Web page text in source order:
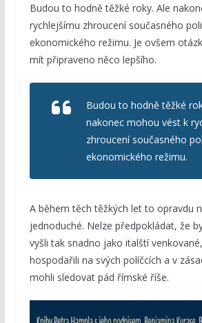
Budou to hodně těžké roky. Ale
rychlejšímu zhroucení současného
ekonomického režimu. Je ovšem
mít připraveno něco lepšího.
Budou to hodně těžké
nakonec mohou vést k
zhroucení současného
ekonomického režimu.
A během těch těžkých let to opravdu
jednoduché. Nelze předpokládat, že
vyšli tak snadno jako italští
hospodařili na svých políčcích a v
mohli sledovat pád římské říše.